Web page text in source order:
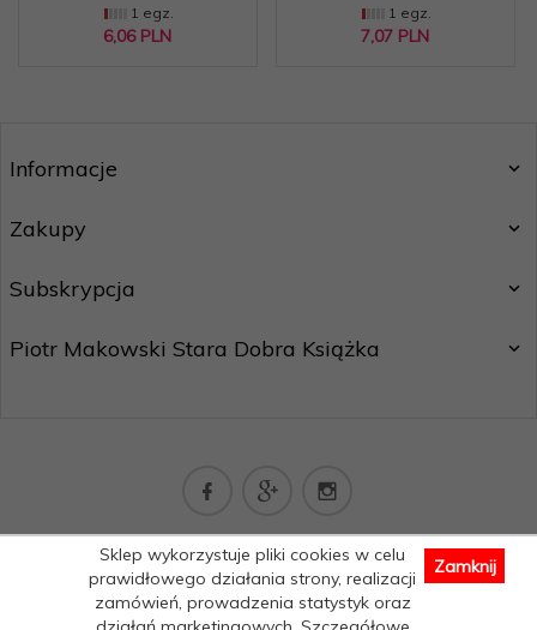
1 egz.
6,06 PLN
1 egz.
7,07 PLN
Informacje
Zakupy
Subskrypcja
Piotr Makowski Stara Dobra Książka
kontakt@staradobraksiazka.pl
Informacja o cookies | sklep internetowy RedCart.pl
Sklep wykorzystuje pliki cookies w celu
prawidłowego działania strony, realizacji
zamówień, prowadzenia statystyk oraz
Zamknij